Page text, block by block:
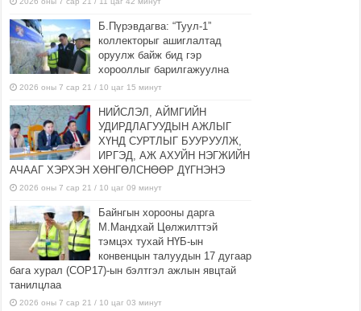
Б.Пүрэвдагва: “Туул-1”
коллекторыг ашиглалтад
оруулж байж бид гэр
хорооллыг барилгажуулна
2026 оны 7 сар 21 / 10 цаг 15 минут
НИЙСЛЭЛ, АЙМГИЙН
УДИРДЛАГУУДЫН АЖЛЫГ
ХҮНД СУРТЛЫГ БУУРУУЛЖ,
ИРГЭД, АЖ АХУЙН НЭГЖИЙН
АЧААГ ХЭРХЭН ХӨНГӨЛСНӨӨР ДҮГНЭНЭ
2026 оны 7 сар 21 / 10 цаг 09 минут
Байнгын хорооны дарга
М.Мандхай Цөлжилттэй
тэмцэх тухай НҮБ-ын
конвенцын талуудын 17 дугаар
бага хурал (СОР17)-ын бэлтгэл ажлын явцтай
танилцлаа
2026 оны 7 сар 21 / 10 цаг 03 минут